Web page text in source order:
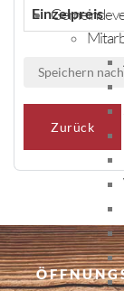
Einzelpreis
Speichern nach
Zurück